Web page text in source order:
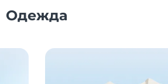
Одежда